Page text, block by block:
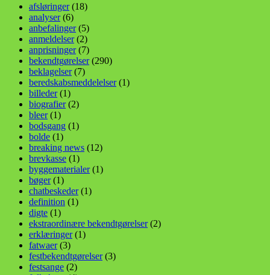
afsløringer(18)
analyser(6)
anbefalinger(5)
anmeldelser(2)
anprisninger(7)
bekendtgørelser(290)
beklagelser(7)
beredskabsmeddelelser(1)
billeder(1)
biografier(2)
bleer(1)
bodsgang (1)
bolde (1)
breaking news (12)
brevkasse (1)
byggematerialer(1)
bøger(1)
chatbeskeder(1)
definition (1)
digte (1)
ekstraordinære bekendtgørelser(2)
erklæringer(1)
fatwaer(3)
festbekendtgørelser(3)
festsange (2)